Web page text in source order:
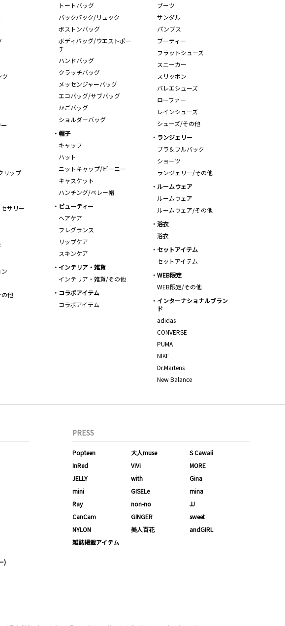
ツ
トートバッグ
バックパック/リュック
ボストンバッグ
ボディバッグ/ウエストポー
チ
ハンドバッグ
クラッチバッグ
メッセンジャーバッグ
エコバッグ/サブバッグ
かごバッグ
ショルダーバッグ
ブーツ
サンダル
パンプス
ブーティー
フラットシューズ
スニーカー
スリッポン
バレエシューズ
ローファー
レインシューズ
シューズ/その他
リップ
サリー
帽子
キャップ
ハット
ニットキャップ/ビーニー
キャスケット
ハンチング/ベレー帽
ランジェリー
ブラ＆フルバック
ショーツ
ランジェリー/その他
ルームウェア
ルームウェア
ルームウェア/その他
ビューティー
ヘアケア
フレグランス
リップケア
スキンケア
浴衣
浴衣
セットアイテム
セットアイテム
の他
インテリア・雑貨
インテリア・雑貨/その他
WEB限定
WEB限定/その他
コラボアイテム
コラボアイテム
インターナショナルブラン
ド
adidas
CONVERSE
PUMA
NIKE
Dr.Martens
New Balance
)
PRESS
Popteen 大人muse
S Cawaii
InRed
ViVi
MORE
JELLY
with
Gina
mini
GISELe
mina
Ray
non-no
JJ
CanCam
GINGER
sweet
NYLON
美人百花
andGIRL
雑誌掲載アイテム